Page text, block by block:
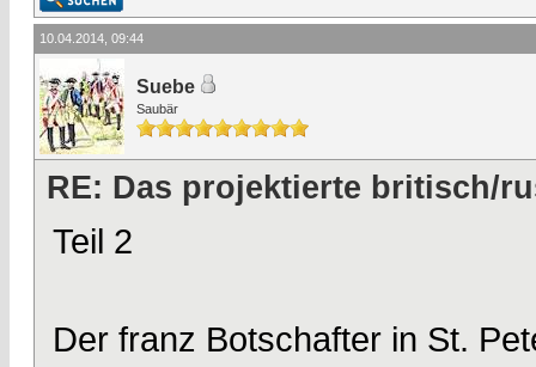
10.04.2014, 09:44
Suebe
Saubär
RE: Das projektierte britisch/
Teil 2
Der franz Botschafter in St.